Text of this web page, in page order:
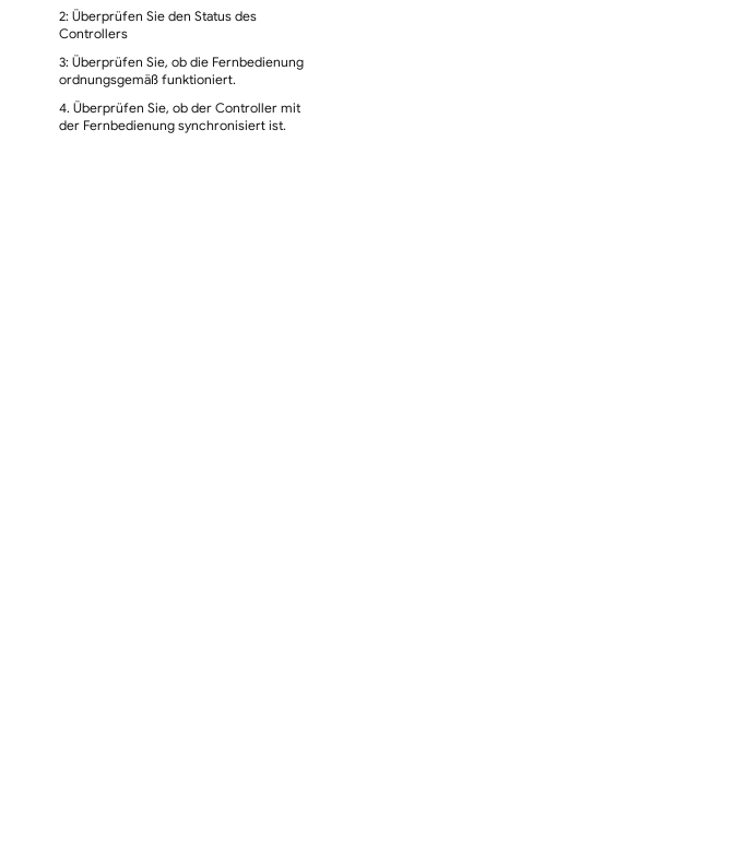
2: Überprüfen Sie den Status des
Controllers
3: Überprüfen Sie, ob die Fernbedienung
ordnungsgemäß funktioniert.
4. Überprüfen Sie, ob der Controller mit
der Fernbedienung synchronisiert ist.